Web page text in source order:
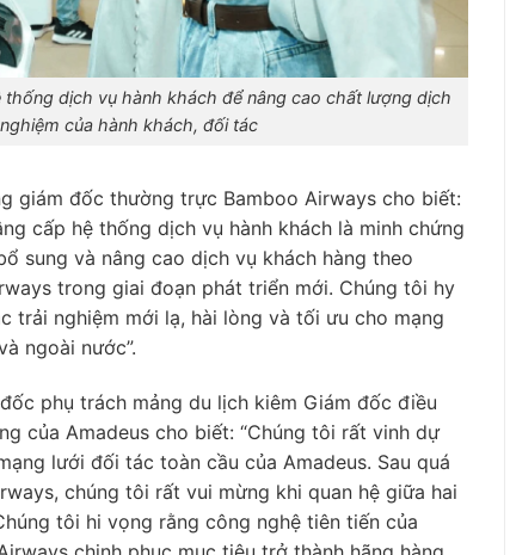
dịch vụ hành khách để nâng cao chất lượng dịch
của hành khách, đối tác
giám đốc thường trực Bamboo Airways cho biết:
cấp hệ thống dịch vụ hành khách là minh chứng
sung và nâng cao dịch vụ khách hàng theo
trong giai đoạn phát triển mới. Chúng tôi hy
trải nghiệm mới lạ, hài lòng và tối ưu cho mạng
ngoài nước”.
phụ trách mảng du lịch kiêm Giám đốc điều
của Amadeus cho biết: “Chúng tôi rất vinh dự
lưới đối tác toàn cầu của Amadeus. Sau quá
chúng tôi rất vui mừng khi quan hệ giữa hai
tôi hi vọng rằng công nghệ tiên tiến của